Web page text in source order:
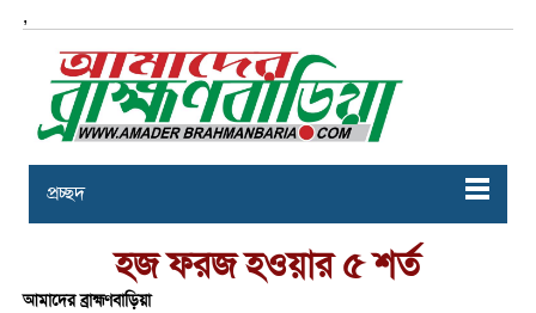
,
প্রচ্ছদ
হজ ফরজ হওয়ার ৫ শর্ত
আমাদের ব্রাহ্মণবাড়িয়া